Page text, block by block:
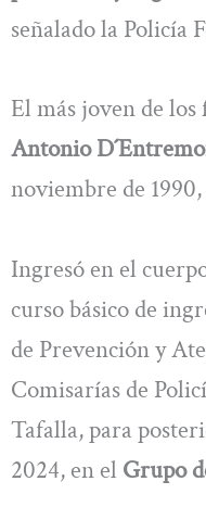
señalado la Policía
El más joven de los
Antonio
noviembre de
Ingresó en el
curso básico de
de Prevención y
Comisarías de
Tafalla, para
2024, en el Grupo